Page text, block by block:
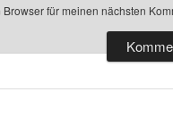
für meinen nächsten